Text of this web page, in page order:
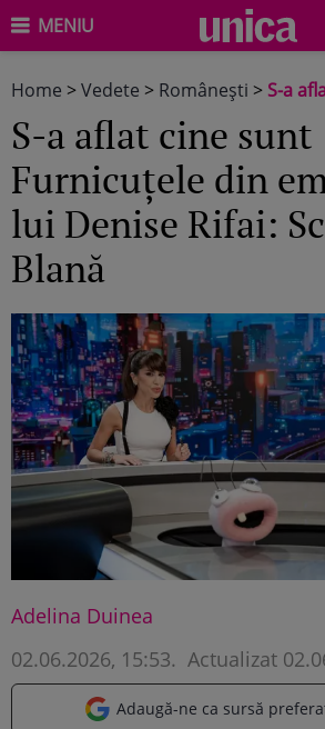
MENIU
Home >Vedete > Româneşti > S-a aflat cine sunt
S-a aflat cine sunt
Furnicuțele din
lui Denise Rifai:
Blană
Adelina Duinea
02.06.2026, 15:53. Actualizat
Adaugă-ne ca sursă